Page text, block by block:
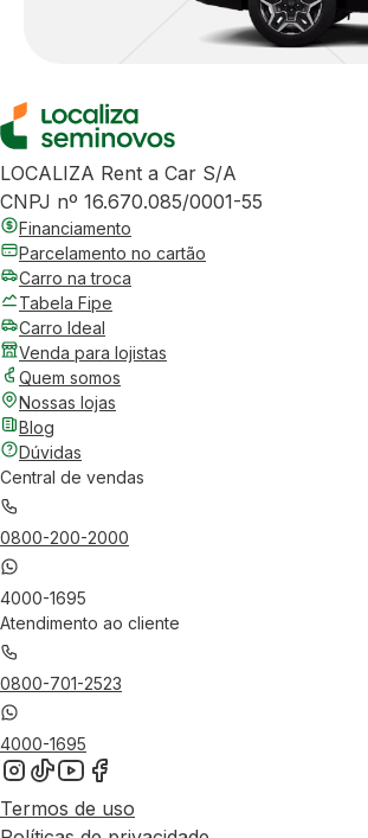
LOCALIZA Rent a Car S/A
CNPJ nº 16.670.085/0001-55
Financiamento
Parcelamento no cartão
Carro na troca
Tabela Fipe
Carro Ideal
Venda para lojistas
Quem somos
Nossas lojas
Blog
Dúvidas
Central de vendas
0800-200-2000
4000-1695
Atendimento ao cliente
0800-701-2523
4000-1695
Termos de uso